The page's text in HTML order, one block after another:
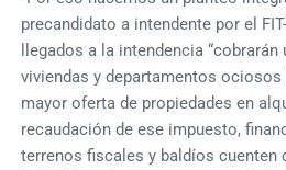
precandidato a intendente por el
llegados a la intendencia
viviendas y departamentos ociosos
mayor oferta de propiedades en
recaudación de ese impuesto,
terrenos fiscales y baldíos cuenten